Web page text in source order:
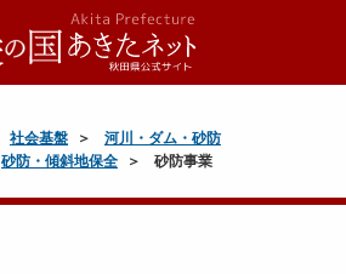
社会基盤
河川・ダム・砂防
砂防・傾斜地保全 砂防事業